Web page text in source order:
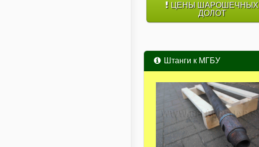
ЦЕНЫ ШАРОШЕЧНЫХ
ДОЛОТ
Штанги к МГБУ